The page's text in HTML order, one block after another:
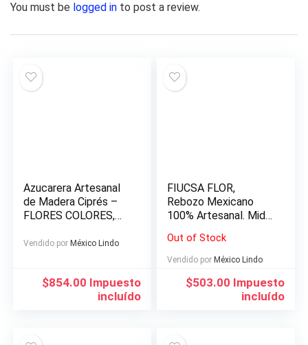
You must be logged in to post a review.
Azucarera Artesanal
de Madera Ciprés –
FLORES COLORES,
Capacidad 600
Vendido por México Lindo
$854.00 Impuesto
incluído
FIUCSA FLOR,
Rebozo Mexicano
100% Artesanal. Mide
ancho. Souvenir &
Regalo Mexicano.
Out of Stock
Vendido por México Lindo
$503.00 Impuesto
incluído